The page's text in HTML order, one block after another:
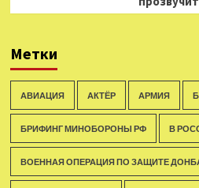
Метки
АВИАЦИЯ АКТЁР АРМИЯ
БРИФИНГ МИНОБОРОНЫ РФ В
ВОЕННАЯ ОПЕРАЦИЯ ПО ЗАЩИТЕ